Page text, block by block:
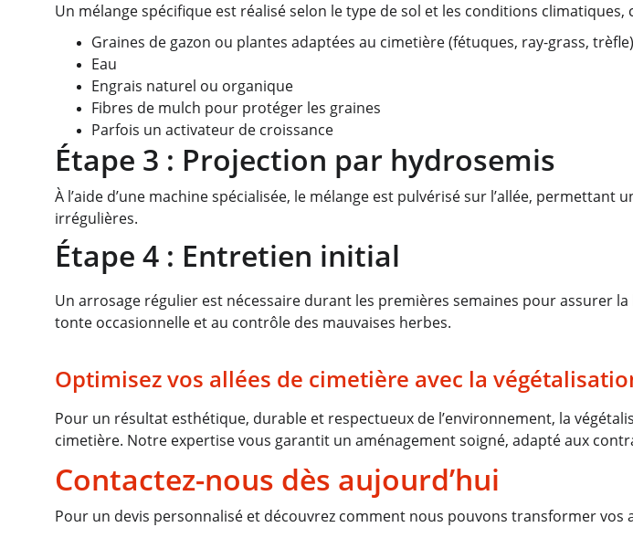
Un mélange spécifique est réalisé selon le type de sol et les conditions climatiques,
Graines de gazon ou plantes adaptées au cimetière (fétuques, ray-grass, trèfle)
Eau
Engrais naturel ou organique
Fibres de mulch pour protéger les graines
Parfois un activateur de croissance
Étape 3 : Projection par hydrosemis
À l’aide d’une machine spécialisée, le mélange est pulvérisé sur l’allée,
irrégulières.
Étape 4 : Entretien initial
Un arrosage régulier est nécessaire durant les premières semaines pour assurer
tonte occasionnelle et au contrôle des mauvaises herbes.
Optimisez vos allées de cimetière avec la
Pour un résultat esthétique, durable et respectueux de l’environnement, la
cimetière. Notre expertise vous garantit un aménagement soigné, adapté aux
Contactez-nous dès aujourd’hui
Pour un devis personnalisé et découvrez comment nous pouvons transformer vos